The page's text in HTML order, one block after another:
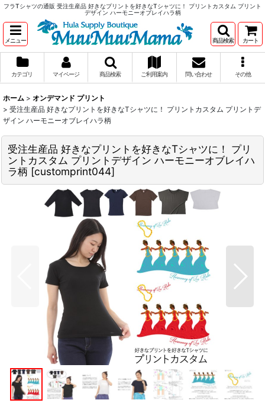
フラTシャツの通販 受注生産品 好きなプリントを好きなTシャツに！ プリントカスタム プリント
デザイン ハーモニーオブレイハラ柄
メニュー 商品検索 カート
カテゴリ マイページ 商品検索 ご利用案内 問い合わせ その他
ホーム > オンデマンド プリント
> 受注生産品 好きなプリントを好きなTシャツに！ プリントカスタム プリントデ
ザイン ハーモニーオブレイハラ柄
受注生産品 好きなプリントを好きなTシャツに！ プリ
ントカスタム プリントデザイン ハーモニーオブレイハ
ラ柄 [customprint044]